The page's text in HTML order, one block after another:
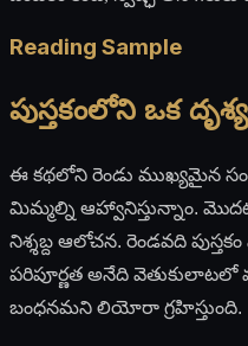
Reading Sample
పుస్తకంలోని ఒక
ఈ కథలోని రెండు ముఖ్యమైన
మిమ్మల్ని ఆహ్వానిస్తున్నాం.
నిశ్శబ్ద ఆలోచన. రెండవది
పరిపూర్ణత అనేది వెతుకులాటలో
బంధనమని లియోరా గ్రహిస్తుంది.